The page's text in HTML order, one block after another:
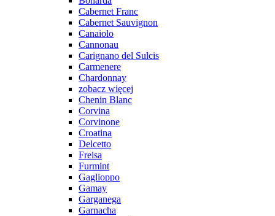
Cabernet Franc
Cabernet Sauvignon
Canaiolo
Cannonau
Carignano del Sulcis
Carmenere
Chardonnay
zobacz więcej
Chenin Blanc
Corvina
Corvinone
Croatina
Delcetto
Freisa
Furmint
Gaglioppo
Gamay
Garganega
Garnacha